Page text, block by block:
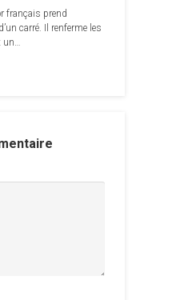
français prend
carré. Il renferme les
un…